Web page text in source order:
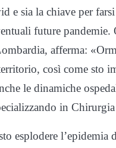
e sia la chiave per
future
afferma:
così come sto
le dinamiche
in Chirurgia
esplodere l’epidemia